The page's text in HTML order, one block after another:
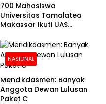
700 Mahasiswa
Universitas Tamalatea
Makassar Ikuti UAS
NASIONAL
Mendikdasmen: Banyak
Anggota Dewan Lulusan
Paket C